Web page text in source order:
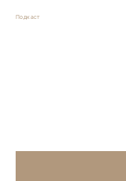
Подкаст